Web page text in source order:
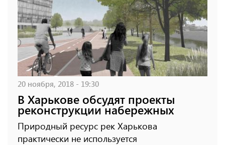
20 ноября, 2018 - 19:30
В Харькове обсудят проекты
реконструкции набережных
Природный ресурс рек Харькова
практически не используется